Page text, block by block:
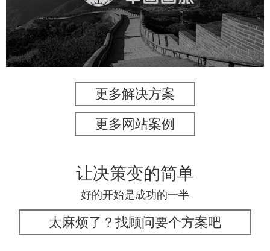
旅游休闲 电商网站 网站建设
更多解决方案
更多网站案例
让决策变的简单
好的开始是成功的一半
太麻烦了？找顾问要个方案吧